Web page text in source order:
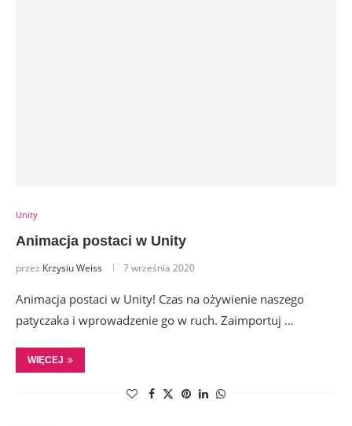
Unity
Animacja postaci w Unity
przez Krzysiu Weiss 7 września 2020
Animacja postaci w Unity! Czas na ożywienie naszego
patyczaka i wprowadzenie go w ruch. Zaimportuj …
WIĘCEJ